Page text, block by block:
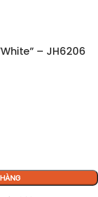
– JH6206